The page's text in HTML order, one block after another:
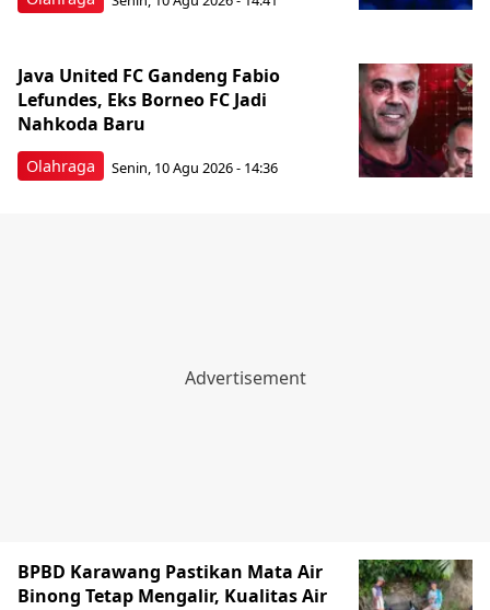
Olahraga
Java United FC Gandeng Fabio
Lefundes, Eks Borneo FC Jadi
Nahkoda Baru
Senin, 10 Agu 2026 - 14:36
BPBD Karawang Pastikan Mata Air
Binong Tetap Mengalir, Kualitas Air